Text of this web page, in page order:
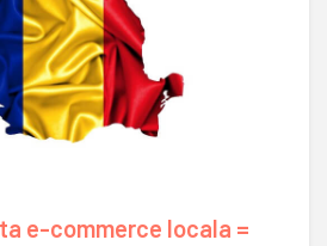
e-commerce locala =